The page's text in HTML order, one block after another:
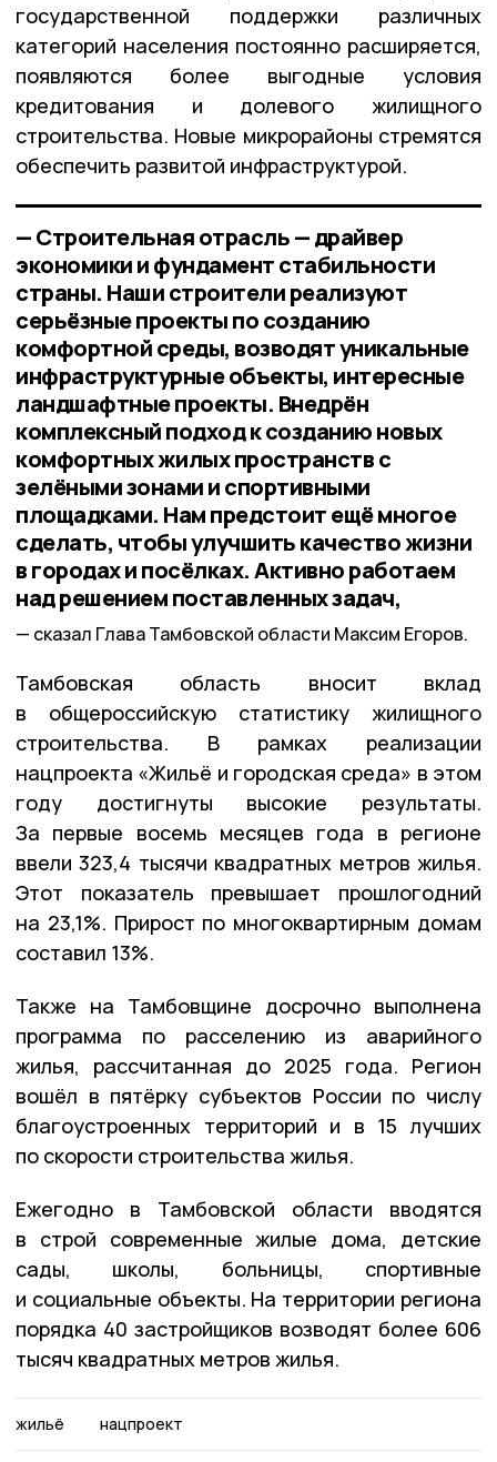
государственной поддержки различных
категорий населения постоянно расширяется,
появляются более выгодные условия
кредитования и долевого жилищного
строительства. Новые микрорайоны стремятся
обеспечить развитой инфраструктурой.
— Строительная отрасль — драйвер
экономики и фундамент стабильности
страны. Наши строители реализуют
серьёзные проекты по созданию
комфортной среды, возводят уникальные
инфраструктурные объекты, интересные
ландшафтные проекты. Внедрён
комплексный подход к созданию новых
комфортных жилых пространств с
зелёными зонами и спортивными
площадками. Нам предстоит ещё многое
сделать, чтобы улучшить качество жизни
в городах и посёлках. Активно работаем
над решением поставленных задач,
сказал Глава Тамбовской области Максим Егоров.
Тамбовская область вносит вклад
в общероссийскую статистику жилищного
строительства. В рамках реализации
нацпроекта «Жильё и городская среда» в этом
году достигнуты высокие результаты.
За первые восемь месяцев года в регионе
ввели 323,4 тысячи квадратных метров жилья.
Этот показатель превышает прошлогодний
на 23,1%. Прирост по многоквартирным домам
составил 13%.
Также на Тамбовщине досрочно выполнена
программа по расселению из аварийного
жилья, рассчитанная до 2025 года. Регион
вошёл в пятёрку субъектов России по числу
благоустроенных территорий и в 15 лучших
по скорости строительства жилья.
Ежегодно в Тамбовской области вводятся
в строй современные жилые дома, детские
сады, школы, больницы, спортивные
и социальные объекты. На территории региона
порядка 40 застройщиков возводят более 606
тысяч квадратных метров жилья.
жильё нацпроект